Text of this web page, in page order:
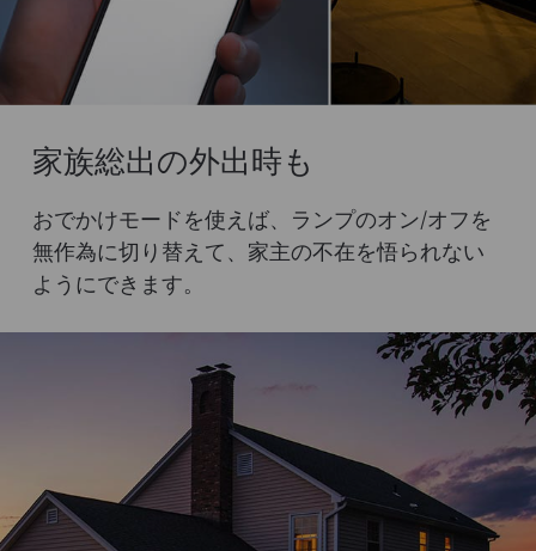
家族総出の外出時も
おでかけモードを使えば、ランプのオン/オフを
無作為に切り替えて、家主の不在を悟られない
ようにできます。